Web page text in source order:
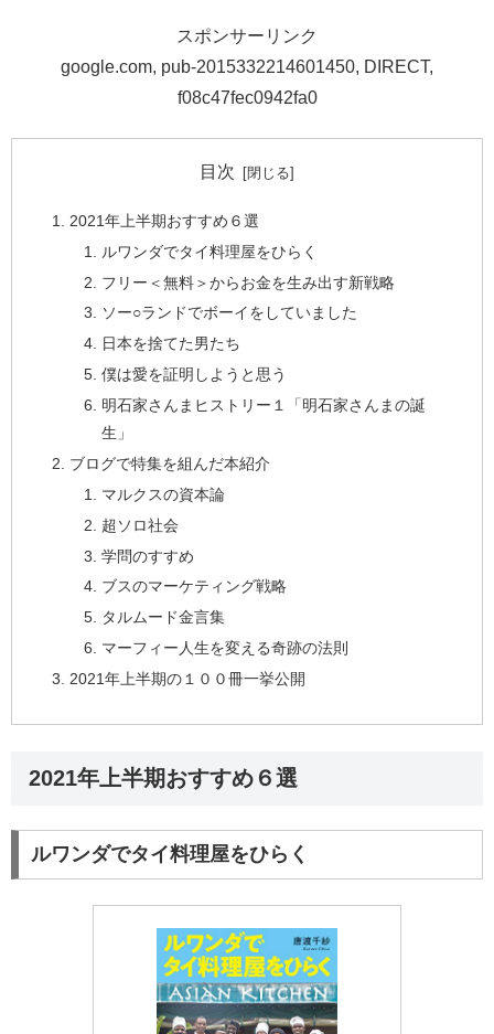
スポンサーリンク
google.com, pub-2015332214601450, DIRECT,
f08c47fec0942fa0
目次
2021年上半期おすすめ６選
ルワンダでタイ料理屋をひらく
フリー＜無料＞からお金を生み出す新戦略
ソー○ランドでボーイをしていました
日本を捨てた男たち
僕は愛を証明しようと思う
明石家さんまヒストリー１「明石家さんまの誕
生」
ブログで特集を組んだ本紹介
マルクスの資本論
超ソロ社会
学問のすすめ
ブスのマーケティング戦略
タルムード金言集
マーフィー人生を変える奇跡の法則
2021年上半期の１００冊一挙公開
2021年上半期おすすめ６選
ルワンダでタイ料理屋をひらく